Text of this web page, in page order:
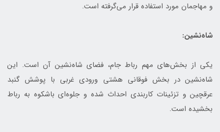
و مهاجمان مورد استفاده قرار می‌گرفته است.
شاه‌نشین:
یکی از بخش‌های مهم رباط جام، فضای شاه‌نشین آن است. این
شاه‌نشین در بخش فوقانی هشتی ورودی غربی با پوشش گنبد
عرقچين و تزئینات کاربندی احداث شده و جلوه‌ای باشکوه به رباط
بخشیده است.